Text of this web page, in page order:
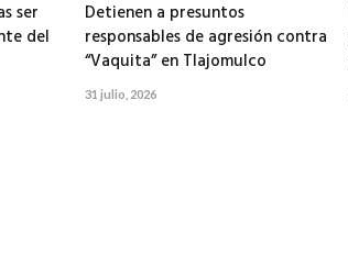
ser
del
Detienen a presuntos
responsables de agresión contra
“Vaquita” en Tlajomulco
31 julio, 2026